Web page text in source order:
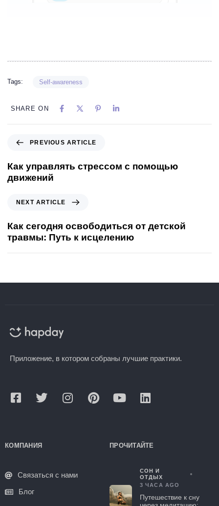
Tags: Self-awareness
SHARE ON
PREVIOUS ARTICLE
Как управлять стрессом с помощью
движений
NEXT ARTICLE
Как сегодня освободиться от детской
травмы: Путь к исцелению
Приложение, в котором собраны лучшие практики.
КОМПАНИЯ
Связаться с нами
Блог
ПРОЧИТАЙТЕ
СОН И
ОТДЫХ
3 ЧАСА AGO
Путешествие к сну